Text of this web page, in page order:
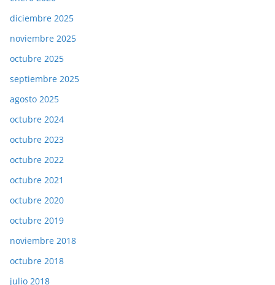
diciembre 2025
noviembre 2025
octubre 2025
septiembre 2025
agosto 2025
octubre 2024
octubre 2023
octubre 2022
octubre 2021
octubre 2020
octubre 2019
noviembre 2018
octubre 2018
julio 2018